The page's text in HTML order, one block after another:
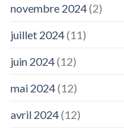
novembre 2024(2)
juillet 2024(11)
juin 2024(12)
mai 2024(12)
avril 2024(12)